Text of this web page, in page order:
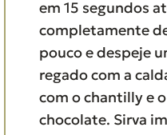
em 15 segundos
completamente
pouco e despeje
regado com a
com o chantilly e
chocolate. Sirva